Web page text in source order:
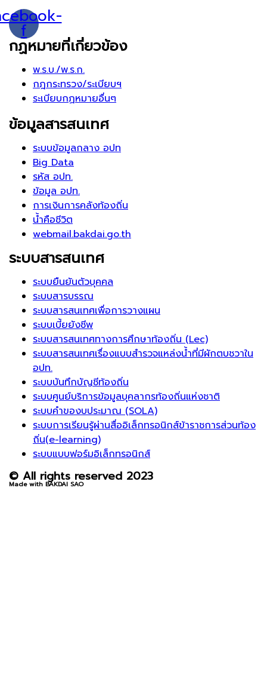
f
กฏหมายที่เกี่ยวข้อง
พ.ร.บ./พ.ร.ก.
กฎกระทรวง/ระเบียบฯ
ระเบียบกฏหมายอื่นๆ
ข้อมูลสารสนเทศ
ระบบข้อมูลกลาง อปท
Big Data
รหัส อปท.
ข้อมูล อปท.
การเงินการคลังท้องถิ่น
น้ำคือชีวิต
webmail.bakdai.go.th
ระบบสารสนเทศ
ระบบยืนยันตัวบุคคล
ระบบสารบรรณ
ระบบสารสนเทศเพื่อการวางแผน
ระบบเบี้ยยังชีพ
ระบบสารสนเทศทางการศึกษาท้องถิ่น (Lec)
ระบบสารสนเทศเรื่องแบบสำรวจแหล่งน้ำที่มีผักตบชวาใน
อปท.
ระบบบันทึกบัญชีท้องถิ่น
ระบบศูนย์บริการข้อมูลบุคลากรท้องถิ่นแห่งชาติ
ระบบคำของบประมาณ (SOLA)
ระบบการเรียนรู้ผ่านสื่ออิเล็กทรอนิกส์ข้าราชการส่วนท้อง
ถิ่น(e-learning)
ระบบแบบฟอร์มอิเล็กทรอนิกส์
© All rights reserved 2023
Made with BAKDAI SAO